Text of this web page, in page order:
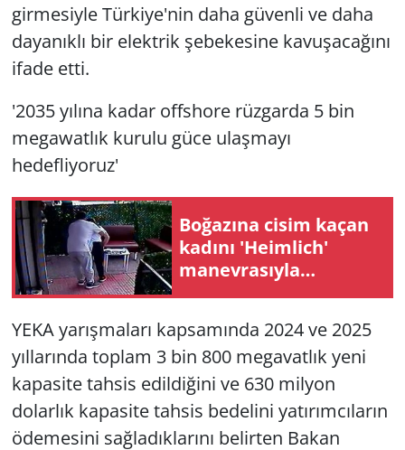
girmesiyle Türkiye'nin daha güvenli ve daha
dayanıklı bir elektrik şebekesine kavuşacağını
ifade etti.
'2035 yılına kadar offshore rüzgarda 5 bin
megawatlık kurulu güce ulaşmayı
hedefliyoruz'
Boğazına cisim kaçan
kadını 'Heimlich'
manevrasıyla
kurtaran kuaför o
YEKA yarışmaları kapsamında 2024 ve 2025
yıllarında toplam 3 bin 800 megavatlık yeni
kapasite tahsis edildiğini ve 630 milyon
dolarlık kapasite tahsis bedelini yatırımcıların
ödemesini sağladıklarını belirten Bakan